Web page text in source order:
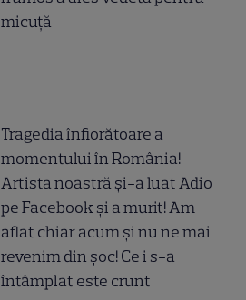
micuță
Tragedia înfiorătoare a
momentului în România!
Artista noastră și-a luat Adio
pe Facebook și a murit! Am
aflat chiar acum și nu ne mai
revenim din șoc! Ce i s-a
întâmplat este crunt